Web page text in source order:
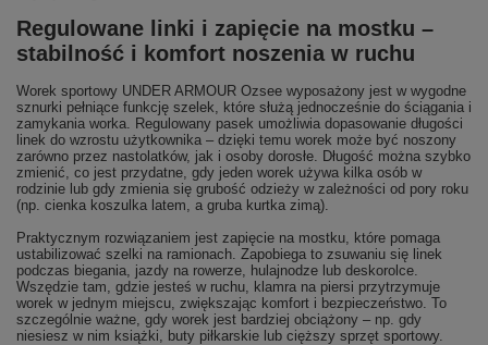
Regulowane linki i zapięcie na mostku –
stabilność i komfort noszenia w ruchu
Worek sportowy UNDER ARMOUR Ozsee wyposażony jest w wygodne
sznurki pełniące funkcję szelek, które służą jednocześnie do ściągania i
zamykania worka. Regulowany pasek umożliwia dopasowanie długości
linek do wzrostu użytkownika – dzięki temu worek może być noszony
zarówno przez nastolatków, jak i osoby dorosłe. Długość można szybko
zmienić, co jest przydatne, gdy jeden worek używa kilka osób w
rodzinie lub gdy zmienia się grubość odzieży w zależności od pory roku
(np. cienka koszulka latem, a gruba kurtka zimą).
Praktycznym rozwiązaniem jest zapięcie na mostku, które pomaga
ustabilizować szelki na ramionach. Zapobiega to zsuwaniu się linek
podczas biegania, jazdy na rowerze, hulajnodze lub deskorolce.
Wszędzie tam, gdzie jesteś w ruchu, klamra na piersi przytrzymuje
worek w jednym miejscu, zwiększając komfort i bezpieczeństwo. To
szczególnie ważne, gdy worek jest bardziej obciążony – np. gdy
niesiesz w nim książki, buty piłkarskie lub cięższy sprzęt sportowy.